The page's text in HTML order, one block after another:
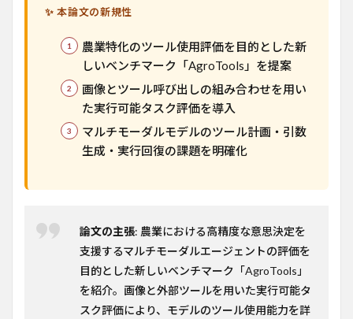
5
での
✨ 本論文の新規性
農業特化のツール使用評価を目的とした新
しいベンチマーク「AgroTools」を提案
画像とツール呼び出しの組み合わせを用い
た実行可能タスク評価を導入
マルチモーダルモデルのツール計画・引数
生成・実行回復の課題を明確化
論文の主張: 農業における高精度な意思決定を
支援するマルチモーダルエージェントの評価を
目的とした新しいベンチマーク「AgroTools」
を紹介。画像と外部ツールを用いた実行可能タ
スク評価により、モデルのツール使用能力を詳